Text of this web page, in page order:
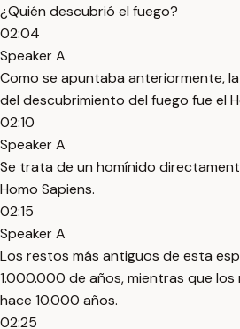
¿Quién descubrió el fuego?
02:04
Speaker A
Como se apuntaba anteriormente,
del descubrimiento del fuego fue el
02:10
Speaker A
Se trata de un homínido
Homo Sapiens.
02:15
Speaker A
Los restos más antiguos de esta
1.000.000 de años, mientras que
hace 10.000 años.
02:25